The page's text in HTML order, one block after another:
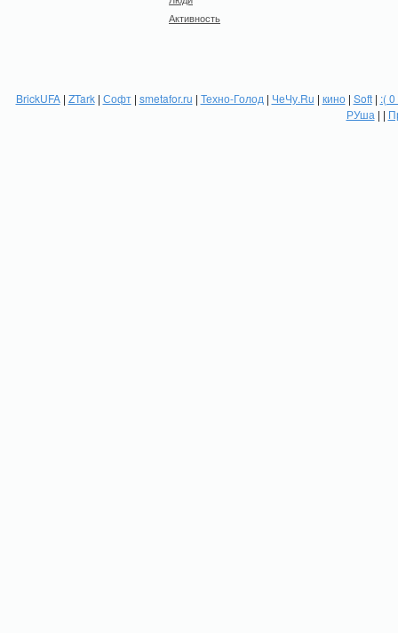
Активность
BrickUFA| ZTark| Софт| smetafor.ru | Техно-Голод | ЧеЧу.Ru | кино| Soft| :(
РУша | |